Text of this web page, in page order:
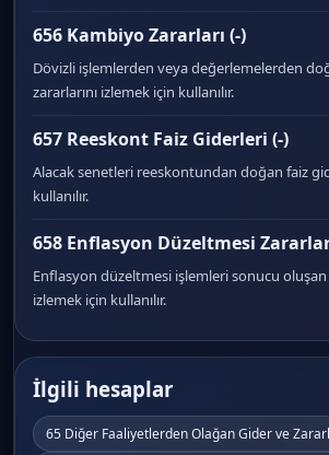
656 Kambiyo Zararları (-)
Dövizli işlemlerden veya değerlemelerden
zararlarını izlemek için kullanılır.
657 Reeskont Faiz Giderleri (-)
Alacak senetleri reeskontundan doğan faiz
kullanılır.
658 Enflasyon Düzeltmesi
Enflasyon düzeltmesi işlemleri sonucu
izlemek için kullanılır.
İlgili hesaplar
65 Diğer Faaliyetlerden Olağan Gider ve